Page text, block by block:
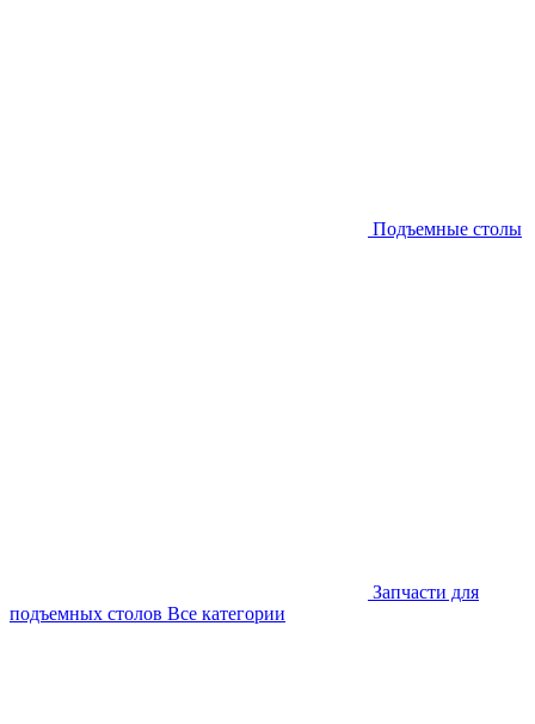
Подъемные столы
Запчасти для
подъемных столов Все категории